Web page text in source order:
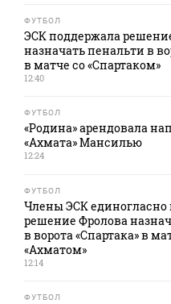
ФУТБОЛ
ЭСК поддержала
назначать пенальти в
в матче со «Спартаком»
12:40
ФУТБОЛ
«Родина» арендовала
«Ахмата» Мансилью
12:24
ФУТБОЛ
Члены ЭСК единогласно
решение Фролова
в ворота «Спартака» в
«Ахматом»
12:14
ФУТБОЛ